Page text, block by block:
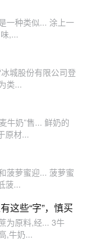
一种类似... 涂上一
,...
城股份有限公司登
类...
牛奶”售... 鲜奶的
原材...
菠萝蜜迎... 菠萝蜜
菠...
这些“字”，慎买
为原料,经... 3牛
,牛奶...